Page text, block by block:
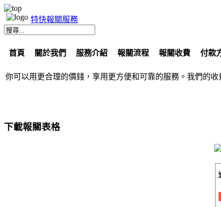
特快報關服務
首頁 關於我們 服務介紹 報關流程 報關收費 付款
你可以用更合理的價錢，享用更方便和可靠的服務。我們的
下載報關表格